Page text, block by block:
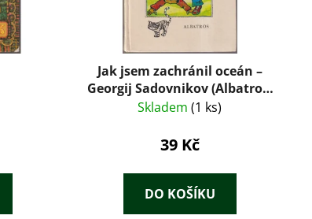
Jak jsem zachránil oceán –
Georgij Sadovnikov (Albatros,
1980)
Skladem(1 ks)
39 Kč
DO KOŠÍKU